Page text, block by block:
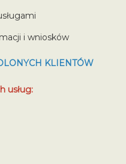
i wniosków
KLIENTÓW
usług: